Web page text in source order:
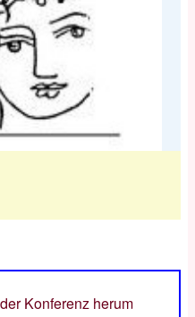
Konferenz herum